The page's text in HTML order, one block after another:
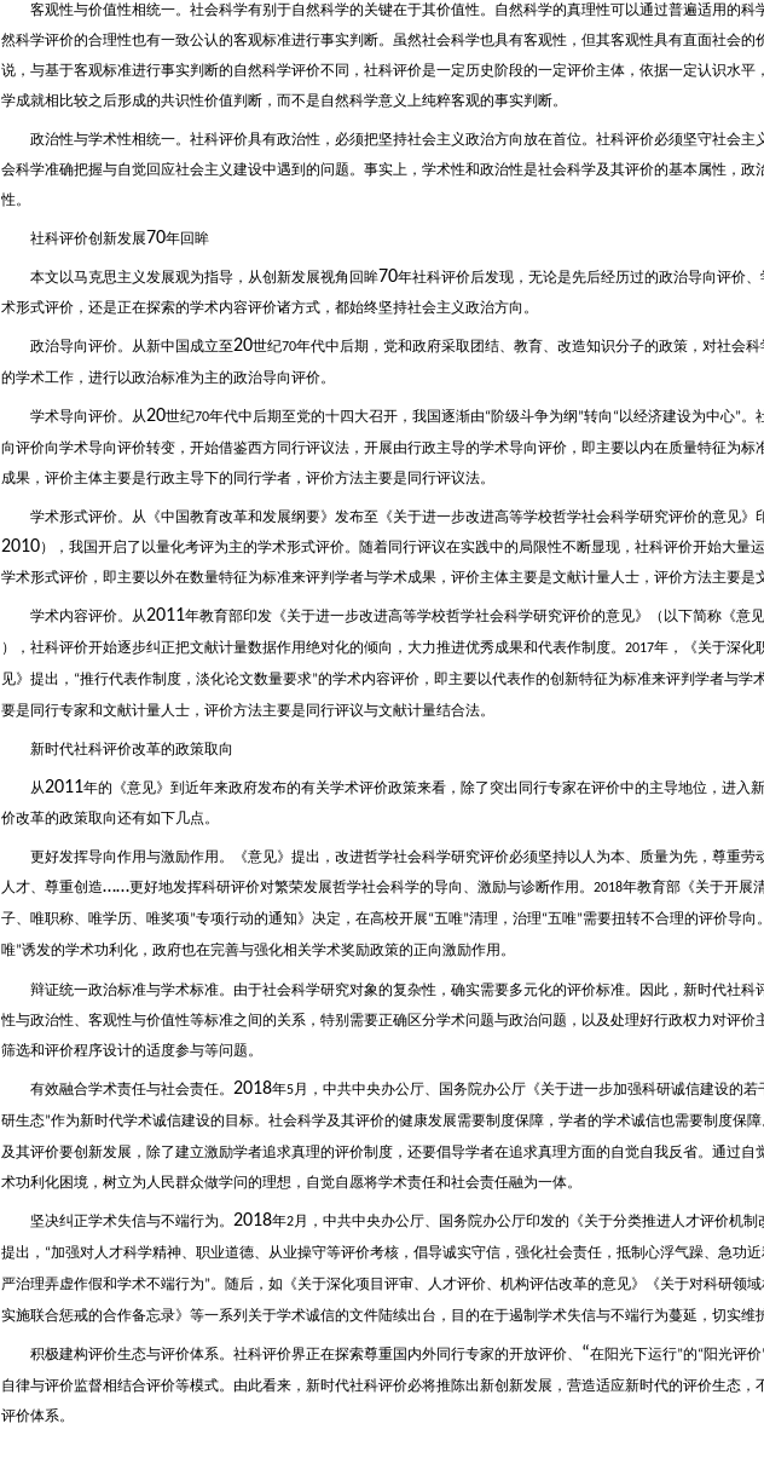
客观性与价值性相统一。社会科学有别于自然科学的关键在于其价值性。自然科学的真理性可以通过普遍适用的科
然科学评价的合理性也有一致公认的客观标准进行事实判断。虽然社会科学也具有客观性，但其客观性具有直面社会的
说，与基于客观标准进行事实判断的自然科学评价不同，社科评价是一定历史阶段的一定评价主体，依据一定认识水平
学成就相比较之后形成的共识性价值判断，而不是自然科学意义上纯粹客观的事实判断。
政治性与学术性相统一。社科评价具有政治性，必须把坚持社会主义政治方向放在首位。社科评价必须坚守社会主
会科学准确把握与自觉回应社会主义建设中遇到的问题。事实上，学术性和政治性是社会科学及其评价的基本属性，政
性。
社科评价创新发展70年回眸
本文以马克思主义发展观为指导，从创新发展视角回眸70年社科评价后发现，无论是先后经历过的政治导向评价
术形式评价，还是正在探索的学术内容评价诸方式，都始终坚持社会主义政治方向。
政治导向评价。从新中国成立至20世纪70年代中后期，党和政府采取团结、教育、改造知识分子的政策，对社会
的学术工作，进行以政治标准为主的政治导向评价。
学术导向评价。从20世纪70年代中后期至党的十四大召开，我国逐渐由“阶级斗争为纲 ”转向 “以经济建设为中心”。
向评价向学术导向评价转变，开始借鉴西方同行评议法，开展由行政主导的学术导向评价，即主要以内在质量特征为标
成果，评价主体主要是行政主导下的同行学者，评价方法主要是同行评议法。
学术形式评价。从《中国教育改革和发展纲要》发布至《关于进一步改进高等学校哲学社会科学研究评价的意见》
2010），我国开启了以量化考评为主的学术形式评价。随着同行评议在实践中的局限性不断显现，社科评价开始大量
学术形式评价，即主要以外在数量特征为标准来评判学者与学术成果，评价主体主要是文献计量人士，评价方法主要是
学术内容评价。从2011年教育部印发《关于进一步改进高等学校哲学社会科学研究评价的意见》（以下简称《意
），社科评价开始逐步纠正把文献计量数据作用绝对化的倾向，大力推进优秀成果和代表作制度。 2017年，《关于深化
见》提出， “推行代表作制度，淡化论文数量要求”的学术内容评价，即主要以代表作的创新特征为标准来评判学者与学
要是同行专家和文献计量人士，评价方法主要是同行评议与文献计量结合法。
新时代社科评价改革的政策取向
从2011年的《意见》到近年来政府发布的有关学术评价政策来看，除了突出同行专家在评价中的主导地位，进入
价改革的政策取向还有如下几点。
更好发挥导向作用与激励作用。《意见》提出，改进哲学社会科学研究评价必须坚持以人为本、质量为先，尊重劳
人才、尊重创造……更好地发挥科研评价对繁荣发展哲学社会科学的导向、激励与诊断作用。 2018年教育部《关于开展
子、唯职称、唯学历、唯奖项”专项行动的通知》决定，在高校开展“五唯”清理，治理“五唯”需要扭转不合理的评价导向
唯”诱发的学术功利化，政府也在完善与强化相关学术奖励政策的正向激励作用。
辩证统一政治标准与学术标准。由于社会科学研究对象的复杂性，确实需要多元化的评价标准。因此，新时代社科
性与政治性、客观性与价值性等标准之间的关系，特别需要正确区分学术问题与政治问题，以及处理好行政权力对评价
筛选和评价程序设计的适度参与等问题。
有效融合学术责任与社会责任。 2018年5月，中共中央办公厅、国务院办公厅《关于进一步加强科研诚信建设的若
研生态”作为新时代学术诚信建设的目标。社会科学及其评价的健康发展需要制度保障，学者的学术诚信也需要制度保
及其评价要创新发展，除了建立激励学者追求真理的评价制度，还要倡导学者在追求真理方面的自觉自我反省。通过自
术功利化困境，树立为人民群众做学问的理想，自觉自愿将学术责任和社会责任融为一体。
坚决纠正学术失信与不端行为。 2018年2月，中共中央办公厅、国务院办公厅印发的《关于分类推进人才评价机制
提出， “加强对人才科学精神、职业道德、从业操守等评价考核，倡导诚实守信，强化社会责任，抵制心浮气躁、急功
严治理弄虚作假和学术不端行为”。随后，如《关于深化项目评审、人才评价、机构评估改革的意见》《关于对科研领
实施联合惩戒的合作备忘录》等一系列关于学术诚信的文件陆续出台，目的在于遏制学术失信与不端行为蔓延，切实维
积极建构评价生态与评价体系。社科评价界正在探索尊重国内外同行专家的开放评价、 “在阳光下运行”的“阳光评价
自律与评价监督相结合评价等模式。由此看来，新时代社科评价必将推陈出新创新发展，营造适应新时代的评价生态，
评价体系。